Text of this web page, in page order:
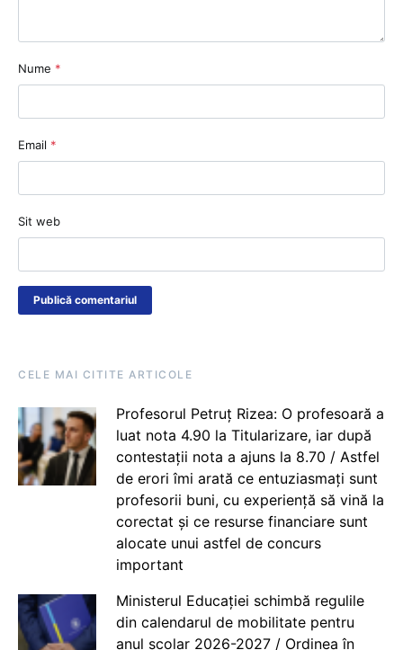
Nume *
Email *
Sit web
CELE MAI CITITE ARTICOLE
Profesorul Petruț Rizea: O profesoară a
luat nota 4.90 la Titularizare, iar după
contestații nota a ajuns la 8.70 / Astfel
de erori îmi arată ce entuziasmați sunt
profesorii buni, cu experiență să vină la
corectat și ce resurse financiare sunt
alocate unui astfel de concurs
important
Ministerul Educației schimbă regulile
din calendarul de mobilitate pentru
anul școlar 2026-2027 / Ordinea în